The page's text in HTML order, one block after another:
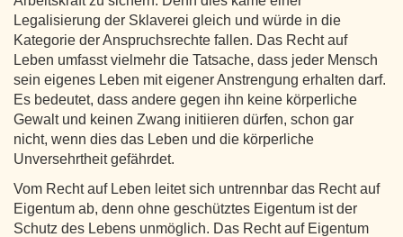
Legalisierung der Sklaverei gleich und würde in die
Kategorie der Anspruchsrechte fallen. Das Recht auf
Leben umfasst vielmehr die Tatsache, dass jeder Mensch
sein eigenes Leben mit eigener Anstrengung erhalten darf.
Es bedeutet, dass andere gegen ihn keine körperliche
Gewalt und keinen Zwang initiieren dürfen, schon gar
nicht, wenn dies das Leben und die körperliche
Unversehrtheit gefährdet.
Vom Recht auf Leben leitet sich untrennbar das Recht auf
Eigentum ab, denn ohne geschütztes Eigentum ist der
Schutz des Lebens unmöglich. Das Recht auf Eigentum